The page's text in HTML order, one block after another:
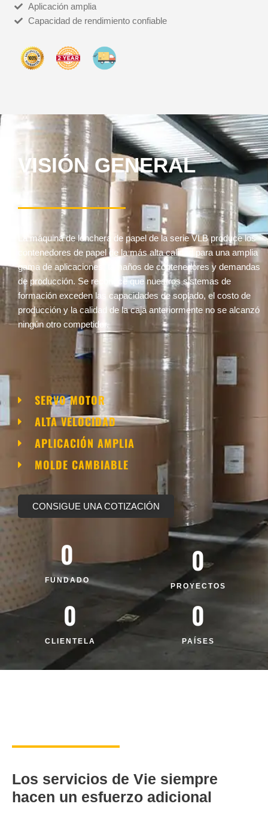
Aplicación amplia
Capacidad de rendimiento confiable
VISIÓN GENERAL
La máquina de lonchera de papel de la serie VLB produce los
contenedores de papel de la más alta calidad para una amplia
gama de aplicaciones, tamaños de contenedores y demandas
de producción. Se reconoce que nuestros sistemas de
formación exceden las capacidades de soplado, el costo de
producción y la calidad de la caja anteriormente no se alcanzó
ningún otro competidor.
SERVO MOTOR
ALTA VELOCIDAD
APLICACIÓN AMPLIA
MOLDE CAMBIABLE
CONSIGUE UNA COTIZACIÓN
FUNDADO
0
PROYECTOS
0
CLIENTELA
0
PAÍSES
0
Los servicios de Vie siempre
hacen un esfuerzo adicional